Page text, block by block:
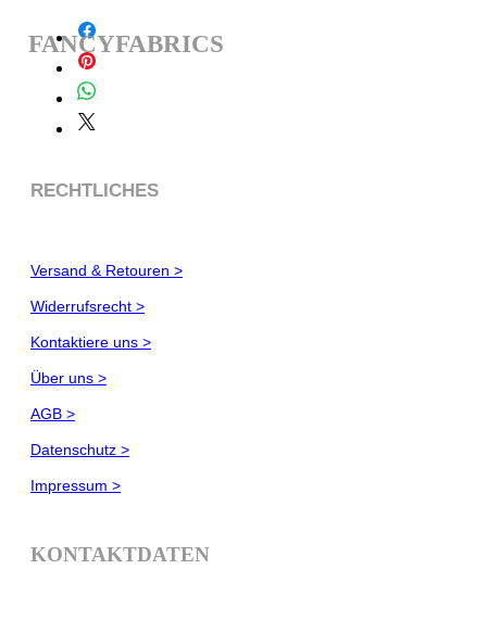
FANCYFABRICS
RECHTLICHES
Versand & Retouren >
Widerrufsrecht >
Kontaktiere uns >
Über uns >
AGB >
Datenschutz >
Impressum >
KONTAKTDATEN